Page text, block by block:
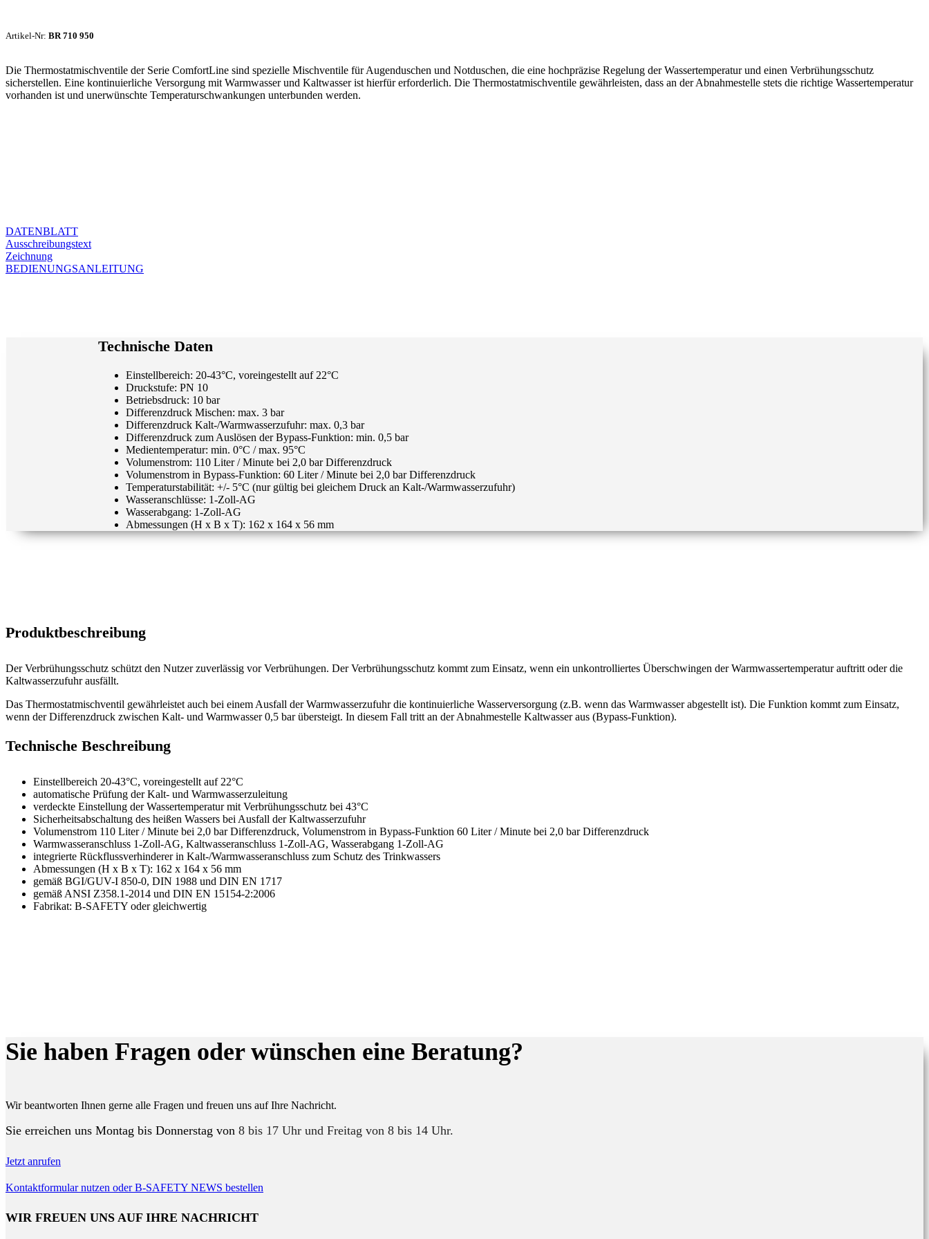
Artikel-Nr: BR 710 950
Die Thermostatmischventile der Serie ComfortLine sind spezielle Mischventile für Augenduschen und Notduschen, die eine hochpräzise Regelung der Wassertemperatur und einen Verbrühungsschutz
sicherstellen. Eine kontinuierliche Versorgung mit Warmwasser und Kaltwasser ist hierfür erforderlich. Die Thermostatmischventile gewährleisten, dass an der Abnahmestelle stets die richtige Wassertemperatur
vorhanden ist und unerwünschte Temperaturschwankungen unterbunden werden.
DATENBLATT
Ausschreibungstext
Zeichnung
BEDIENUNGSANLEITUNG
Technische Daten
Einstellbereich: 20-43°C, voreingestellt auf 22°C
Druckstufe: PN 10
Betriebsdruck: 10 bar
Differenzdruck Mischen: max. 3 bar
Differenzdruck Kalt-/Warmwasserzufuhr: max. 0,3 bar
Differenzdruck zum Auslösen der Bypass-Funktion: min. 0,5 bar
Medientemperatur: min. 0°C / max. 95°C
Volumenstrom: 110 Liter / Minute bei 2,0 bar Differenzdruck
Volumenstrom in Bypass-Funktion: 60 Liter / Minute bei 2,0 bar Differenzdruck
Temperaturstabilität: +/- 5°C (nur gültig bei gleichem Druck an Kalt-/Warmwasserzufuhr)
Wasseranschlüsse: 1-Zoll-AG
Wasserabgang: 1-Zoll-AG
Abmessungen (H x B x T): 162 x 164 x 56 mm
Produktbeschreibung
Der Verbrühungsschutz schützt den Nutzer zuverlässig vor Verbrühungen. Der Verbrühungsschutz kommt zum Einsatz, wenn ein unkontrolliertes Überschwingen der Warmwassertemperatur auftritt oder die
Kaltwasserzufuhr ausfällt.
Das Thermostatmischventil gewährleistet auch bei einem Ausfall der Warmwasserzufuhr die kontinuierliche Wasserversorgung (z.B. wenn das Warmwasser abgestellt ist). Die Funktion kommt zum Einsatz,
wenn der Differenzdruck zwischen Kalt- und Warmwasser 0,5 bar übersteigt. In diesem Fall tritt an der Abnahmestelle Kaltwasser aus (Bypass-Funktion).
Technische Beschreibung
Einstellbereich 20-43°C, voreingestellt auf 22°C
automatische Prüfung der Kalt- und Warmwasserzuleitung
verdeckte Einstellung der Wassertemperatur mit Verbrühungsschutz bei 43°C
Sicherheitsabschaltung des heißen Wassers bei Ausfall der Kaltwasserzufuhr
Volumenstrom 110 Liter / Minute bei 2,0 bar Differenzdruck, Volumenstrom in Bypass-Funktion 60 Liter / Minute bei 2,0 bar Differenzdruck
Warmwasseranschluss 1-Zoll-AG, Kaltwasseranschluss 1-Zoll-AG, Wasserabgang 1-Zoll-AG
integrierte Rückflussverhinderer in Kalt-/Warmwasseranschluss zum Schutz des Trinkwassers
Abmessungen (H x B x T): 162 x 164 x 56 mm
gemäß BGI/GUV-I 850-0, DIN 1988 und DIN EN 1717
gemäß ANSI Z358.1-2014 und DIN EN 15154-2:2006
Fabrikat: B-SAFETY oder gleichwertig
Sie haben Fragen oder wünschen eine Beratung?
Wir beantworten Ihnen gerne alle Fragen und freuen uns auf Ihre Nachricht.
Sie erreichen uns Montag bis Donnerstag von 8 bis 17 Uhr und Freitag von 8 bis 14 Uhr.
Jetzt anrufen
Kontaktformular nutzen oder B-SAFETY NEWS bestellen
WIR FREUEN UNS AUF IHRE NACHRICHT